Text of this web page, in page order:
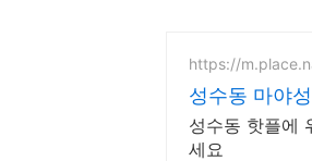
https://
성수동 마야
성수동 핫플에
세요